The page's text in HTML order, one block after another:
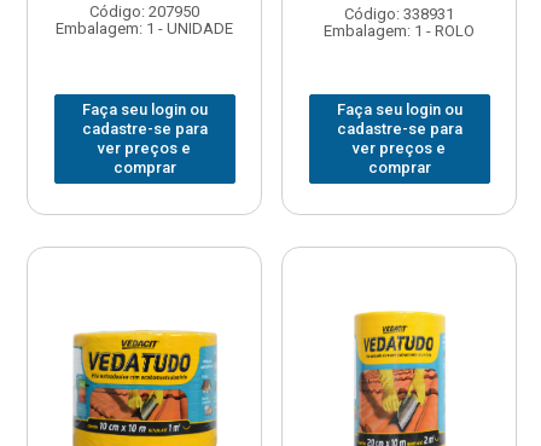
Código: 207950
Embalagem: 1 - UNIDADE
Faça seu login ou
cadastre-se para
ver preços e
comprar
Código: 338931
Embalagem: 1 - ROLO
Faça seu login ou
cadastre-se para
ver preços e
comprar